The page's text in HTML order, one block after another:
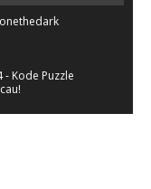
- Kode Puzzle